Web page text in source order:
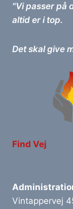
"Vi passer på
altid er i top.
Det skal give
Find Vej
Vintappervej